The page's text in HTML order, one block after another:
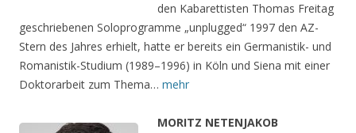
den Kabarettisten Thomas Freitag
geschriebenen Soloprogramme „unplugged“ 1997 den AZ-
Stern des Jahres erhielt, hatte er bereits ein Germanistik- und
Romanistik-Studium (1989–1996) in Köln und Siena mit einer
Doktorarbeit zum Thema… mehr
MORITZ NETENJAKOB